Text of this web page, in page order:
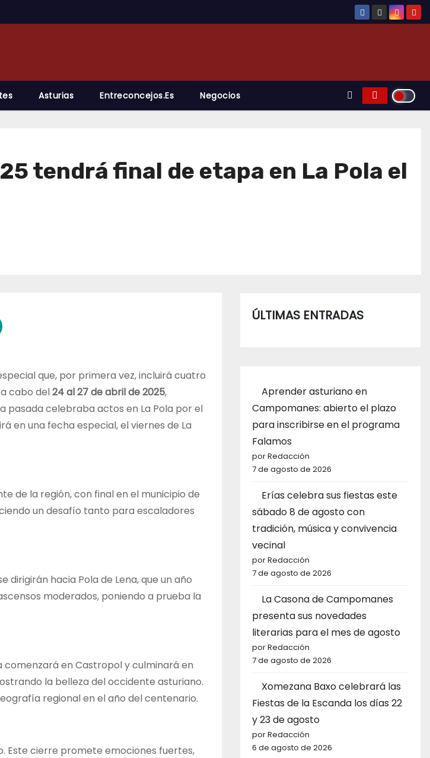
Asturias Entreconcejos.es Negocios
tendrá final de etapa en La Pola el
que, por primera vez, incluirá cuatro
cabo del24 al 27 de abril de 2025,
pasada celebraba actos en La Pola por el
en una fecha especial, el viernes de La
de la región, con final en el municipio de
un desafío tanto para escaladores
dirigirán hacia Pola de Lena, que un año
moderados, poniendo a prueba la
comenzará en Castropol y culminará en
la belleza del occidente asturiano.
regional en el año del centenario.
Este cierre promete emociones fuertes,
ÚLTIMAS ENTRADAS
Aprender asturiano en
Campomanes: abierto el plazo
para inscribirse en el programa
Falamos
por Redacción
7 de agosto de 2026
Erías celebra sus fiestas este
sábado 8 de agosto con
tradición, música y convivencia
vecinal
por Redacción
7 de agosto de 2026
La Casona de Campomanes
presenta sus novedades
literarias para el mes de agosto
por Redacción
7 de agosto de 2026
Xomezana Baxo celebrará las
Fiestas de la Escanda los días 22
y 23 de agosto
por Redacción
6 de agosto de 2026